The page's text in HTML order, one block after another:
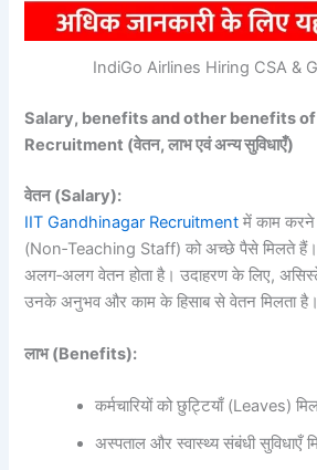
IndiGo Airlines Hiring CSA &
Salary, benefits and other benefits of
Recruitment (वेतन, लाभ एवं अन्य सुविधाएँ)
वेतन(Salary):
IIT Gandhinagar Recruitment में काम करने
(Non‑Teaching Staff) को अच्छे पैसे मिलते
अलग‑अलग वेतन होता है। उदाहरण के लिए,
उनके अनुभव और काम के हिसाब से वेतन मिलता है।
लाभ(Benefits):
कर्मचारियों को छुट्टियाँ (Leaves)
अस्पताल और स्वास्थ्य संबंधी सुविधाएँ